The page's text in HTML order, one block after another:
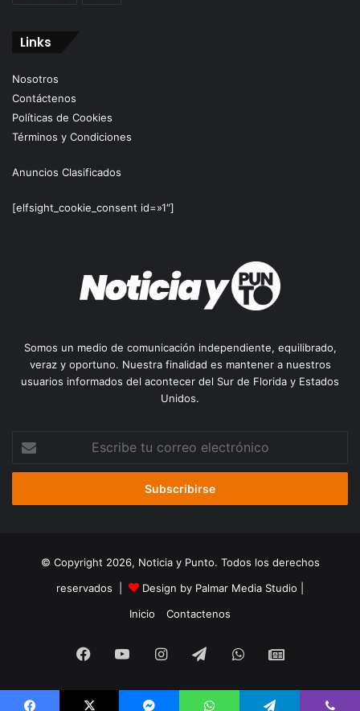
Links
Nosotros
Contáctenos
Políticas de Cookies
Términos y Condiciones
Anuncios Clasificados
[elfsight_cookie_consent id=»1″]
Somos un medio de comunicación independiente, equilibrado,
veraz y oportuno. Nuestra finalidad es mantener a nuestros
usuarios informados del acontecer del Sur de Florida y Estados
Unidos.
correo
© Copyright 2026, Noticia y Punto. Todos los derechos
reservados |
Design by Palmar Media Studio
Inicio
Contactenos
Facebook
YouTubeInstagramTelegramWhatsApp
Google
Noticias